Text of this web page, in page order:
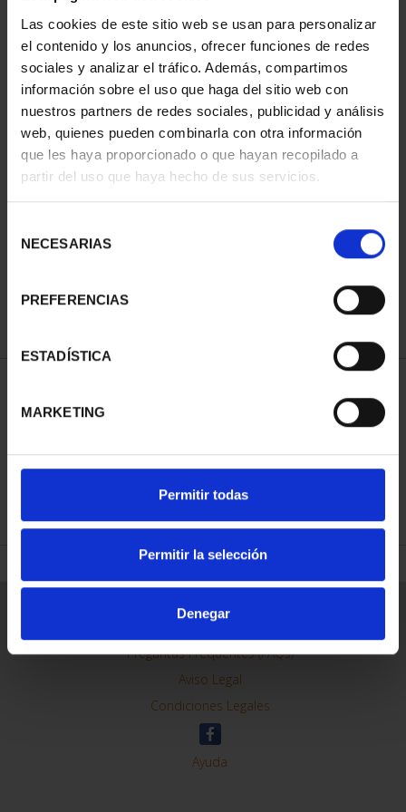
Las cookies de este sitio web se usan para personalizar
el contenido y los anuncios, ofrecer funciones de redes
sociales y analizar el tráfico. Además, compartimos
información sobre el uso que haga del sitio web con
nuestros partners de redes sociales, publicidad y análisis
web, quienes pueden combinarla con otra información
que les haya proporcionado o que hayan recopilado a
partir del uso que haya hecho de sus servicios.
NECESARIAS
PREFERENCIAS
ESTADÍSTICA
MARKETING
Permitir todas
Permitir la selección
Denegar
CAPITALES DE
PROVINCIA COLECCION
3.796,00 €
REFINAR
Información General
Contacto
Preguntas Frequentes (FAQs)
Aviso Legal
Condiciones Legales
Ayuda